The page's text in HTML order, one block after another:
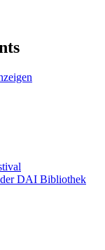
der DAI Bibliothek